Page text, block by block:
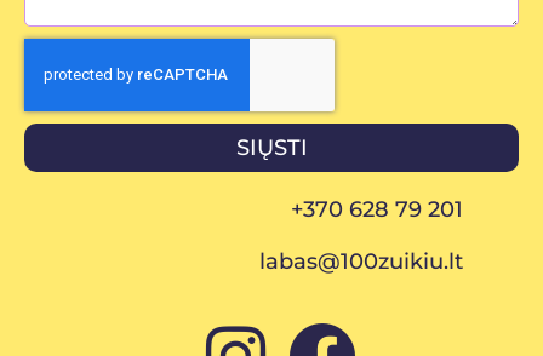
SIŲSTI
+370 628 79 201
labas@100zuikiu.lt